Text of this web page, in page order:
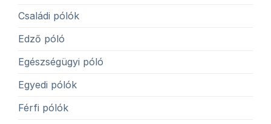
Családi pólók
Edző póló
Egészségügyi póló
Egyedi pólók
Férfi pólók